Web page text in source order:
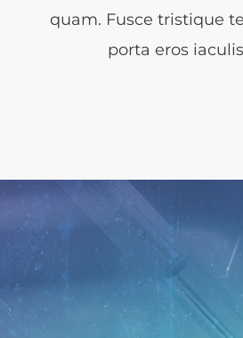
quam. Fusce tristique
porta eros